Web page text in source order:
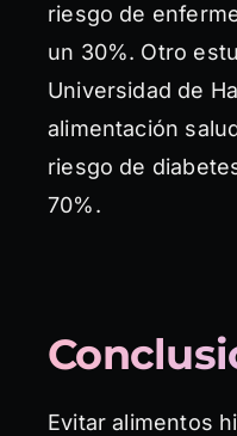
riesgo de
un 30%. Otro
Universidad de
alimentación
riesgo de
70%.
Evitar alimentos